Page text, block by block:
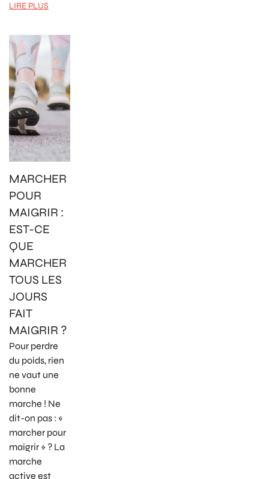
LIRE PLUS
MARCHER
POUR
MAIGRIR :
EST-CE
QUE
MARCHER
TOUS LES
JOURS
FAIT
MAIGRIR ?
Pour perdre
du poids, rien
ne vaut une
bonne
marche ! Ne
dit-on pas : «
marcher pour
maigrir » ? La
marche
active est